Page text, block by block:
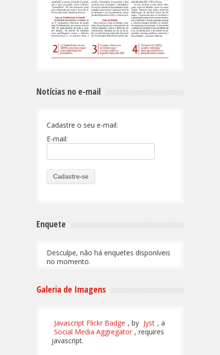
Notícias no e-mail
Cadastre o seu e-mail:
E-mail:
Enquete
Desculpe, não há enquetes disponíveis
no momento.
Galeria de Imagens
Javascript Flickr Badge , by Jyst , a
Social Media Aggregator , requires
javascript.